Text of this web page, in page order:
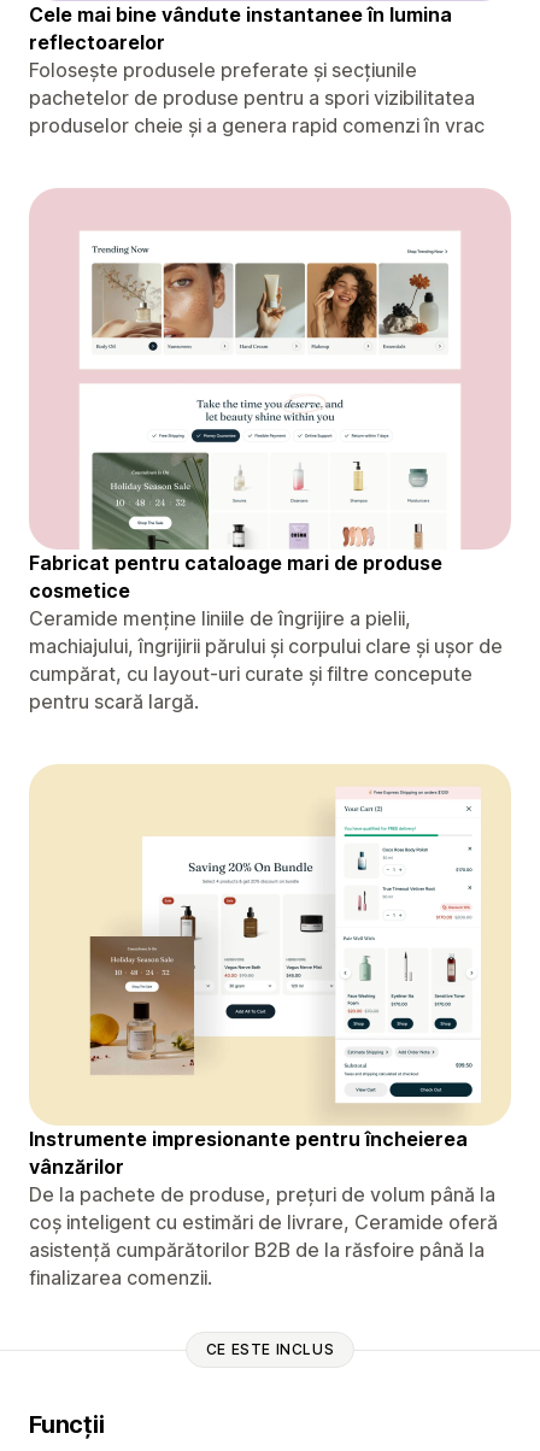
Cele mai bine vândute instantanee în lumina
reflectoarelor
Folosește produsele preferate și secțiunile
pachetelor de produse pentru a spori vizibilitatea
produselor cheie și a genera rapid comenzi în vrac
Fabricat pentru cataloage mari de produse
cosmetice
Ceramide menține liniile de îngrijire a pielii,
machiajului, îngrijirii părului și corpului clare și ușor de
cumpărat, cu layout-uri curate și filtre concepute
pentru scară largă.
Instrumente impresionante pentru încheierea
vânzărilor
De la pachete de produse, prețuri de volum până la
coș inteligent cu estimări de livrare, Ceramide oferă
asistență cumpărătorilor B2B de la răsfoire până la
finalizarea comenzii.
CE ESTE INCLUS
Funcții